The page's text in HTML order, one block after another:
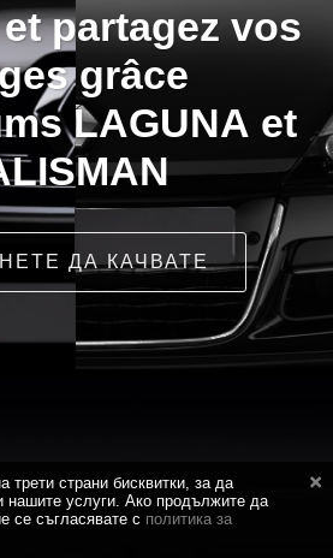
partagez vos
grâce
LAGUNA et
ДА КАЧВАТЕ
трети страни бисквитки, за да
нашите услуги. Ако продължите да
се съгласявате с политика за